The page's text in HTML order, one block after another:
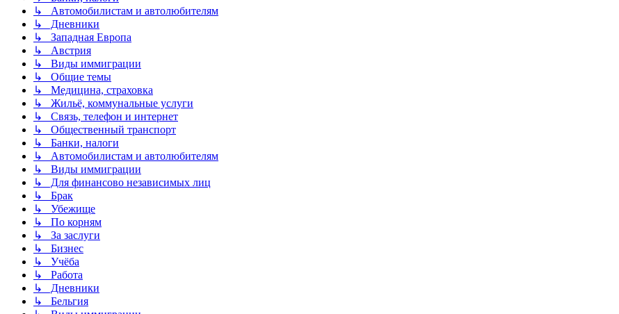
↳ Автомобилистам и автолюбителям
↳ Дневники
↳ Западная Европа
↳ Австрия
↳ Виды иммиграции
↳ Общие темы
↳ Медицина, страховка
↳ Жильё, коммунальные услуги
↳ Связь, телефон и интернет
↳ Общественный транспорт
↳ Банки, налоги
↳ Автомобилистам и автолюбителям
↳ Виды иммиграции
↳ Для финансово независимых лиц
↳ Брак
↳ Убежище
↳ По корням
↳ За заслуги
↳ Бизнес
↳ Учёба
↳ Работа
↳ Дневники
↳ Бельгия